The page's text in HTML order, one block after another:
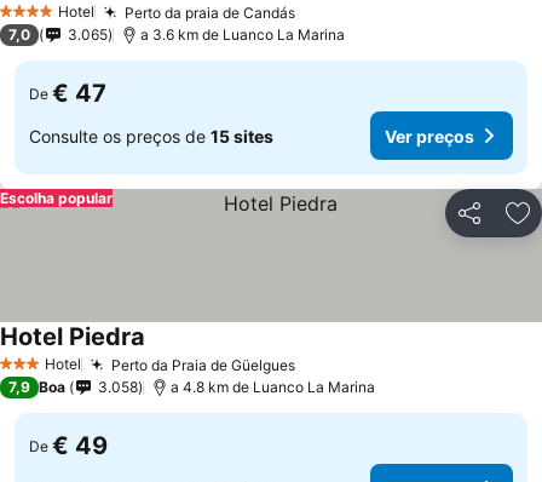
4 EstrelasHotel Perto da praia de CandásVer preços
Ver preços
7,0 3.065 a 3.6 km de Luanco La Marina
De € 47
Consulte os preços de 15 sites Ver preços
Partilhar
Escolha popular
3 EstrelasHotel Perto da Praia de GüelguesVer preços
Hotel Piedra
7,9 Boa 3.058 a 4.8 km de Luanco La Marina
De € 49